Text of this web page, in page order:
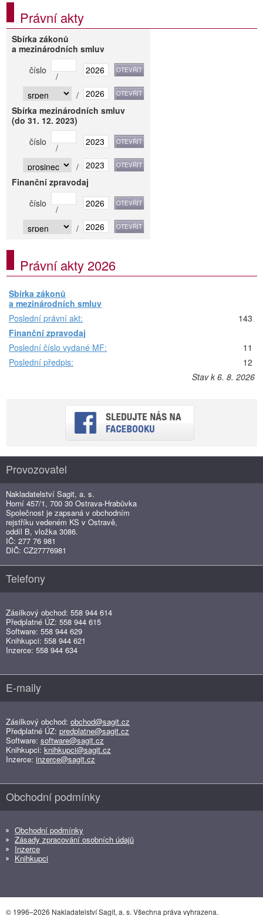
Právní akty
Sbírka zákonů
a mezinárodních smluv
číslo
/
/
Sbírka mezinárodních smluv
(do 31. 12. 2023)
číslo
/
/
Finanční zpravodaj
číslo
/
/
Právní akty 2026
Sbírka zákonů
a mezinárodních smluv
Poslední právní akt:
143
Finanční zpravodaj
Poslední číslo vydané MF:
11
Poslední předpis:
12
Stav k 6. 8. 2026
Provozovatel
Nakladatelství Sagit, a. s.
Horní 457/1, 700 30 Ostrava-Hrabůvka
Společnost je zapsaná v obchodním
rejstříku vedeném KS v Ostravě,
oddíl B, vložka 3086.
IČ: 277 76 981
DIČ: CZ27776981
Telefony
Zásilkový obchod: 558 944 614
Předplatné ÚZ: 558 944 615
Software: 558 944 629
Knihkupci: 558 944 621
Inzerce: 558 944 634
E-maily
Zásilkový obchod: obchod@sagit.cz
Předplatné ÚZ: predplatne@sagit.cz
Software: software@sagit.cz
Knihkupci: knihkupci@sagit.cz
Inzerce: inzerce@sagit.cz
Obchodní podmínky
Obchodní podmínky
Zásady zpracování osobních údajů
Inzerce
Knihkupci
© 1996–2026 Nakladatelství Sagit, a. s. Všechna práva vyhrazena.